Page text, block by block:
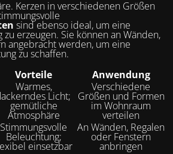
Kerzen in verschiedenen Größen
sind ebenso ideal, um eine
erzeugen. Sie können an Wänden,
angebracht werden, um eine
zu schaffen.
Vorteile
Anwendung
Warmes,
Licht;
gemütliche
Atmosphäre
Verschiedene
Größen und Formen
im Wohnraum
verteilen
Stimmungsvolle
Beleuchtung;
einsetzbar
An Wänden, Regalen
oder Fenstern
anbringen